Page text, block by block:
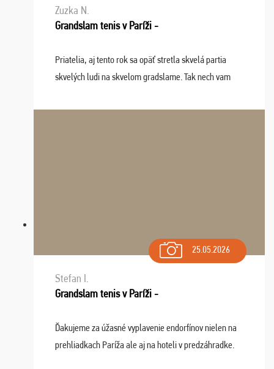
Zuzka N.
Grandslam tenis v Paríži -
Priatelia, aj tento rok sa opäť stretla skvelá partia
skvelých ludi na skvelom gradslame. Tak nech vam
sa na budúci rok. Prajem vam este veľa ta ...
25.05.2026
Stefan I.
Grandslam tenis v Paríži -
Ďakujeme za úžasné vyplavenie endorfínov nielen na
prehliadkach Paríža ale aj na hoteli v predzáhradke.